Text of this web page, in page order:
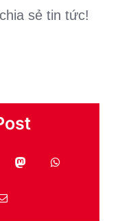
sẻ tin tức!
MastodonWhatsApp
Email